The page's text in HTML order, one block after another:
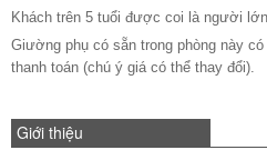
Khách trên 5 tuổi được coi là người lớn.
Giường phụ có sẵn trong phòng này
thanh toán (chú ý giá có thể thay đổi).
Giới thiệu